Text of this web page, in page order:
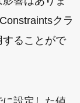
クラ
ることがで